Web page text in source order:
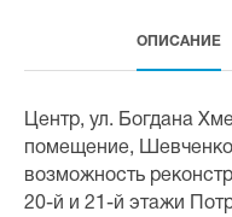
ОПИСАНИЕ
Центр, ул. Богдана
помещение,
возможность
20-й и 21-й этажи